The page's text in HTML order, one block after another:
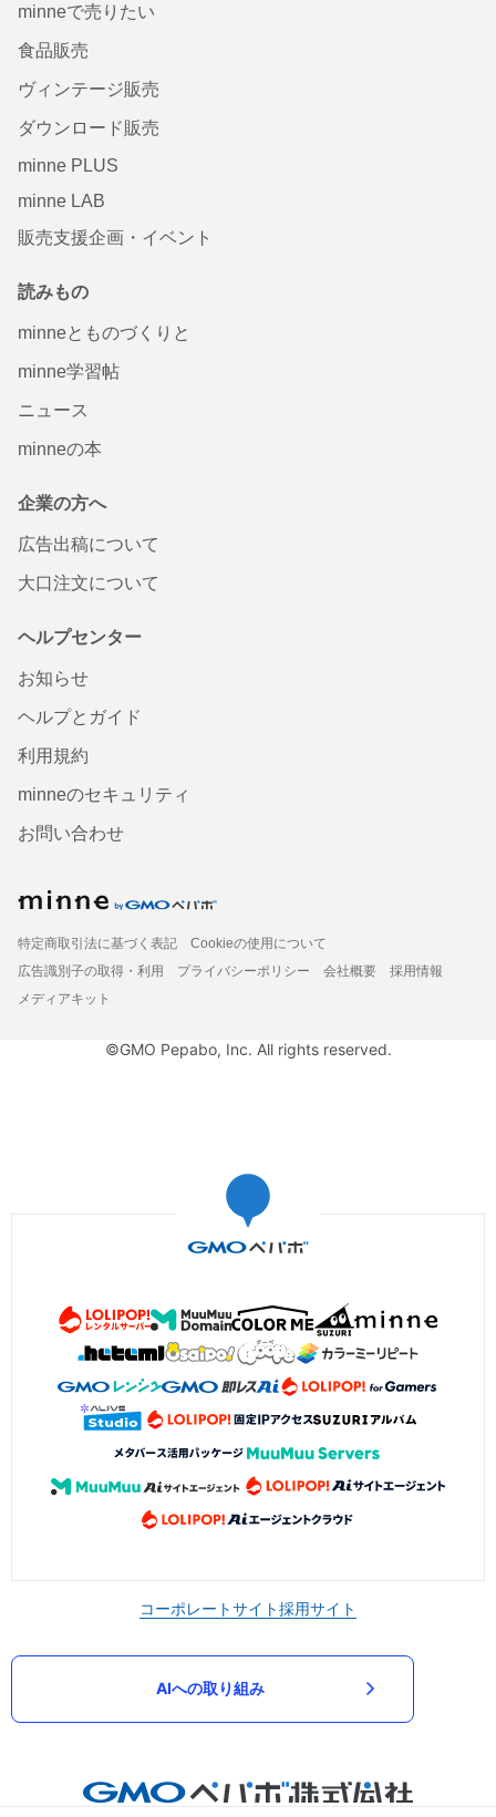
minneで売りたい
食品販売
ヴィンテージ販売
ダウンロード販売
minne PLUS
minne LAB
販売支援企画・イベント
読みもの
minneとものづくりと
minne学習帖
ニュース
minneの本
企業の方へ
広告出稿について
大口注文について
ヘルプセンター
お知らせ
ヘルプとガイド
利用規約
minneのセキュリティ
お問い合わせ
特定商取引法に基づく表記
Cookieの使用について
広告識別子の取得・利用
プライバシーポリシー 会社概要
採用情報
メディアキット
©GMO Pepabo, Inc. All rights reserved.
コーポレートサイト採用サイト
AIへの取り組み